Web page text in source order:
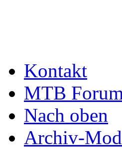
Kontakt
MTB
Nach oben
Archiv-